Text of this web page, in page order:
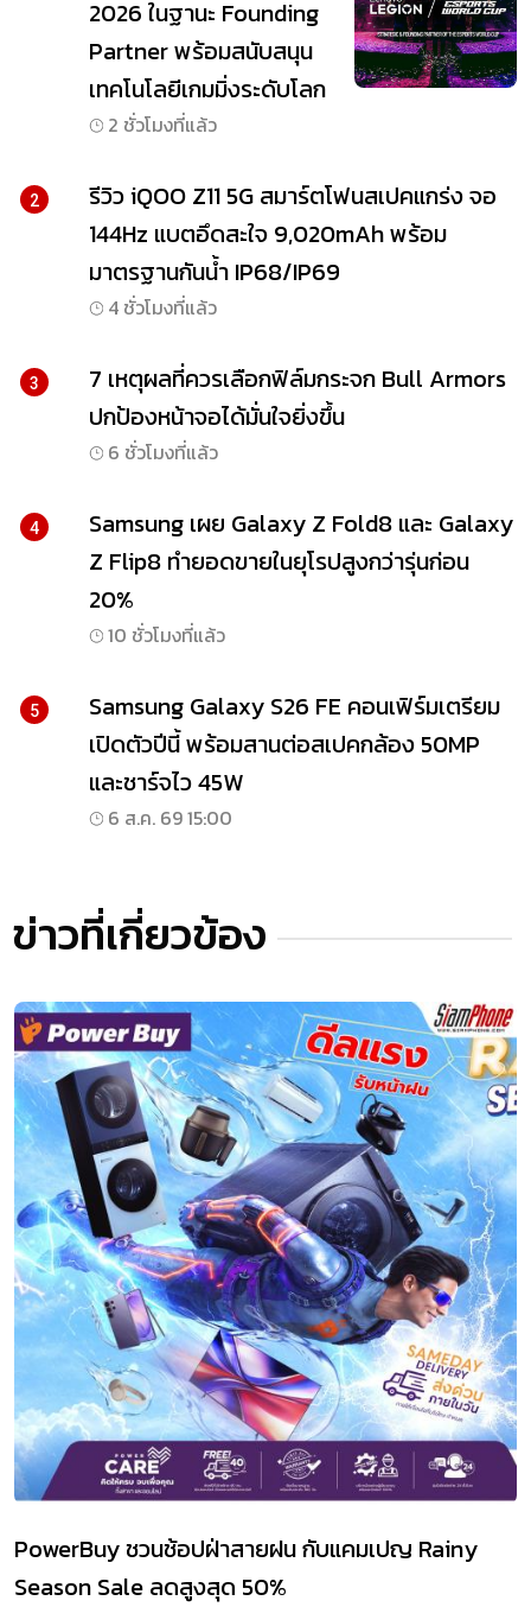
2026 ในฐานะ Founding
Partner พร้อมสนับสนุน
เทคโนโลยีเกมมิ่งระดับโลก
2 ชั่วโมงที่แล้ว
2
รีวิว iQOO Z11 5G สมาร์ตโฟนสเปคแกร่ง จอ
144Hz แบตอึดสะใจ 9,020mAh พร้อม
มาตรฐานกันน้ำ IP68/IP69
4 ชั่วโมงที่แล้ว
3
7 เหตุผลที่ควรเลือกฟิล์มกระจก Bull Armors
ปกป้องหน้าจอได้มั่นใจยิ่งขึ้น
6 ชั่วโมงที่แล้ว
4
Samsung เผย Galaxy Z Fold8 และ Galaxy
Z Flip8 ทำยอดขายในยุโรปสูงกว่ารุ่นก่อน
20%
10 ชั่วโมงที่แล้ว
5
Samsung Galaxy S26 FE คอนเฟิร์มเตรียม
เปิดตัวปีนี้ พร้อมสานต่อสเปคกล้อง 50MP
และชาร์จไว 45W
6 ส.ค. 69 15:00
ข่าวที่เกี่ยวข้อง
PowerBuy ชวนช้อปฝ่าสายฝน กับแคมเปญ Rainy
Season Sale ลดสูงสุด 50%